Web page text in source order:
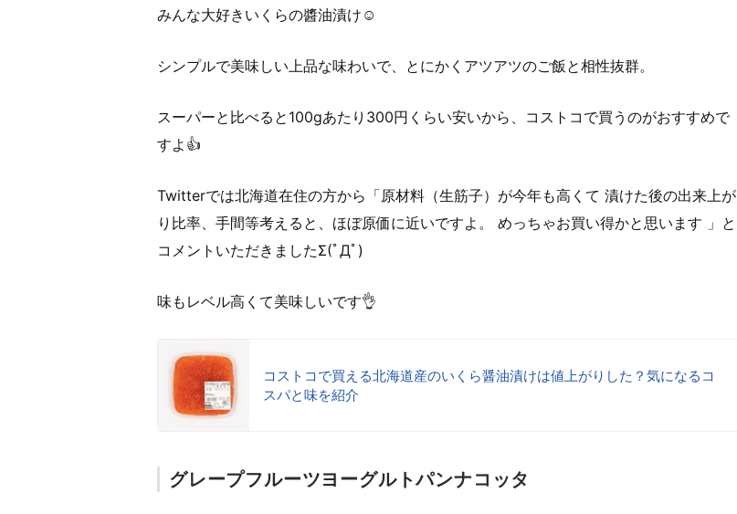
みんな大好きいくらの醬油漬け☺
シンプルで美味しい上品な味わいで、とにかくアツアツのご飯と相性抜群。
スーパーと比べると100gあたり300円くらい安いから、コストコで買うのがおすすめで
すよ👍
Twitterでは北海道在住の方から「原材料（生筋子）が今年も高くて 漬けた後の出来上が
り比率、手間等考えると、ほぼ原価に近いですよ。 めっちゃお買い得かと思います 」と
コメントいただきましたΣ(ﾟДﾟ)
味もレベル高くて美味しいです👌
コストコで買える北海道産のいくら醤油漬けは値上がりした？気になるコ
スパと味を紹介
グレープフルーツヨーグルトパンナコッタ